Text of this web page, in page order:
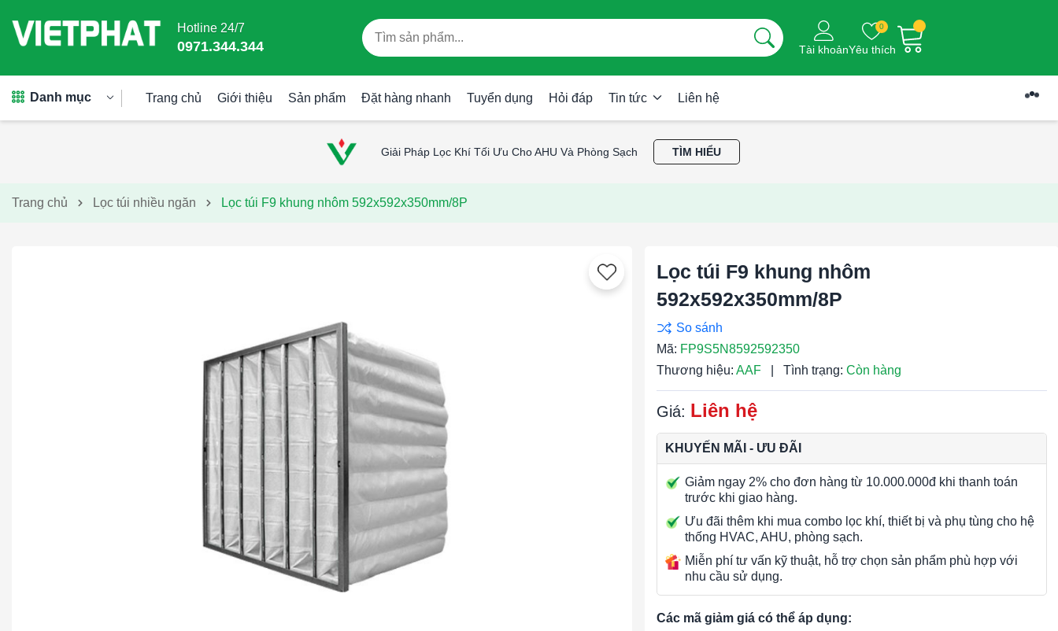
Hotline 24/7
0971.344.344 Tài khoản
0
Yêu thích
Danh mục Trang chủ Giới thiệu Sản phẩm Đặt hàng nhanh Tuyển dụng Hỏi đáp Tin tức Liên hệ
Giải Pháp Lọc Khí Tối Ưu Cho AHU Và Phòng Sạch TÌM HIỂU
Trang chủ Lọc túi nhiều ngăn Lọc túi F9 khung nhôm 592x592x350mm/8P
Lọc túi F9 khung nhôm
592x592x350mm/8P
Mã: FP9S5N8592592350
Thương hiệu: AAF Tình trạng: Còn hàng
Giá: Liên hệ
KHUYẾN MÃI - ƯU ĐÃI
Giảm ngay 2% cho đơn hàng từ 10.000.000đ khi thanh toán
trước khi giao hàng.
Ưu đãi thêm khi mua combo lọc khí, thiết bị và phụ tùng cho hệ
thống HVAC, AHU, phòng sạch.
Miễn phí tư vấn kỹ thuật, hỗ trợ chọn sản phẩm phù hợp với
nhu cầu sử dụng.
Các mã giảm giá có thể áp dụng: